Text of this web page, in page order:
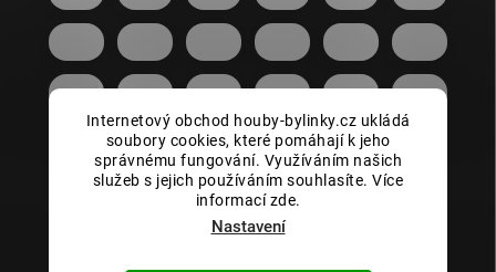
Internetový obchod houby-bylinky.cz ukládá
soubory cookies, které pomáhají k jeho
správnému fungování. Využíváním našich
služeb s jejich používáním souhlasíte. Více
informací zde.
Nastavení